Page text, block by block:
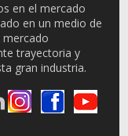
en el mercado
en un medio de
trayectoria y
gran industria.